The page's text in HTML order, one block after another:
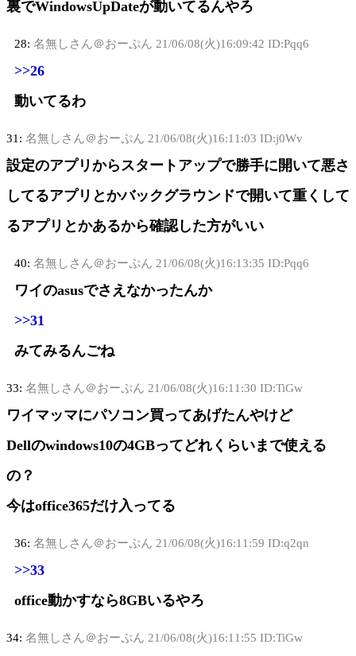
裏でWindowsUpDateが動いてるんやろ
28: 名無しさん＠おーぷん 21/06/08(火)16:09:42 ID:Pqq6
>>26
動いてるわ
31: 名無しさん＠おーぷん 21/06/08(火)16:11:03 ID:j0Wv
設定のアプリからスタートアップで勝手に開いて悪さ
してるアプリとかバックグラウンドで開いて重くして
るアプリとかあるから確認した方がいい
40: 名無しさん＠おーぷん 21/06/08(火)16:13:35 ID:Pqq6
ワイのasusでさえなかったんか
>>31
みてみるんごね
33: 名無しさん＠おーぷん 21/06/08(火)16:11:30 ID:TiGw
ワイマッマにパソコン買ってあげたんやけど
Dellのwindows10の4GBってどれくらいまで使える
の？
今はoffice365だけ入ってる
36: 名無しさん＠おーぷん 21/06/08(火)16:11:59 ID:q2qn
>>33
office動かすなら8GBいるやろ
34: 名無しさん＠おーぷん 21/06/08(火)16:11:55 ID:TiGw